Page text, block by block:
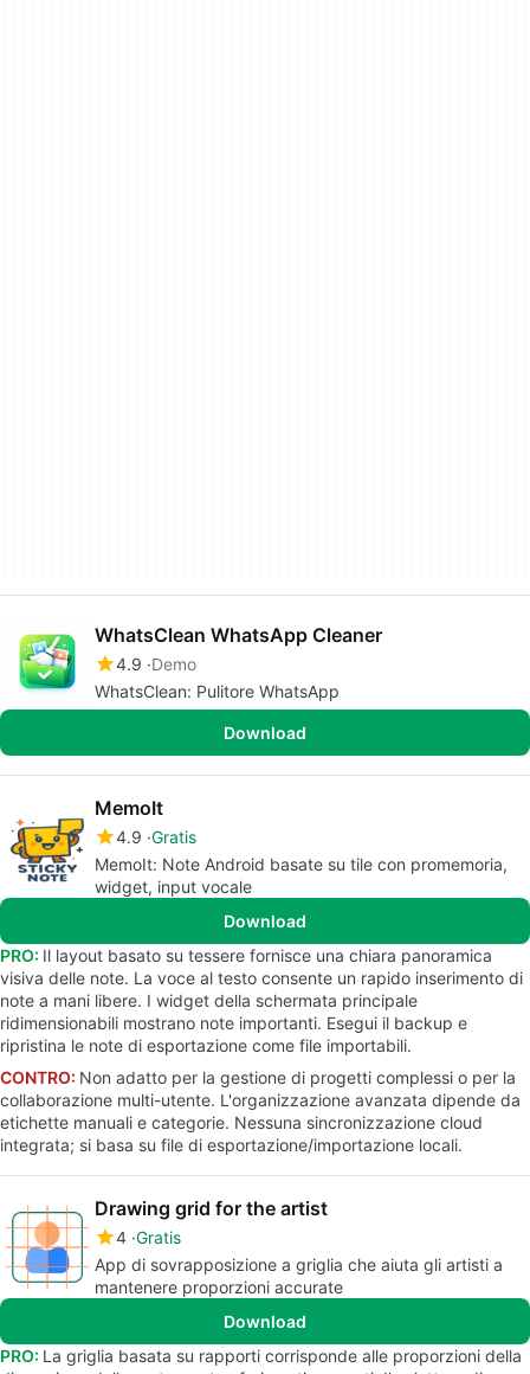
WhatsClean WhatsApp Cleaner
4.9 Demo
WhatsClean: Pulitore WhatsApp
Download
MemoIt
4.9 Gratis
MemoIt: Note Android basate su tile con promemoria,
widget, input vocale
Download
PRO: Il layout basato su tessere fornisce una chiara panoramica
visiva delle note. La voce al testo consente un rapido inserimento di
note a mani libere. I widget della schermata principale
ridimensionabili mostrano note importanti. Esegui il backup e
ripristina le note di esportazione come file importabili.
CONTRO: Non adatto per la gestione di progetti complessi o per la
collaborazione multi-utente. L'organizzazione avanzata dipende da
etichette manuali e categorie. Nessuna sincronizzazione cloud
integrata; si basa su file di esportazione/importazione locali.
Drawing grid for the artist
4 Gratis
App di sovrapposizione a griglia che aiuta gli artisti a
mantenere proporzioni accurate
Download
PRO: La griglia basata su rapporti corrisponde alle proporzioni della